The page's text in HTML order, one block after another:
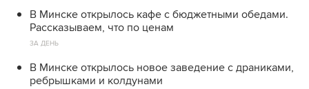
В Минске открылось кафе с бюджетными обедами.
Рассказываем, что по ценам
ЗА ДЕНЬ
В Минске открылось новое заведение с драниками,
ребрышками и колдунами